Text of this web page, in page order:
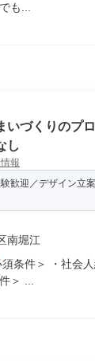
も...
いづくりのプ
し
報
歓迎／デザイン立
南堀江
条件＞ ・社会
＞ ...